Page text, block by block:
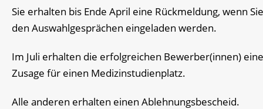
Sie erhalten bis Ende April eine Rückmeldung, wenn
den Auswahlgesprächen eingeladen werden.
Im Juli erhalten die erfolgreichen Bewerber(innen) eine
Zusage für einen Medizinstudienplatz.
Alle anderen erhalten einen Ablehnungsbescheid.